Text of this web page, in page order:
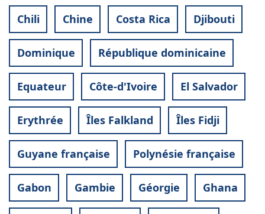
Chili Chine Costa Rica Djibouti
Dominique République dominicaine
Equateur Côte-d'Ivoire El Salvador
Erythrée Îles Falkland Îles Fidji
Guyane française Polynésie française
Gabon Gambie Géorgie Ghana